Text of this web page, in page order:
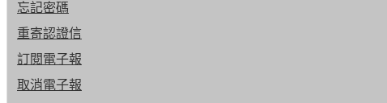
忘記密碼
重寄認證信
訂閱電子報
取消電子報